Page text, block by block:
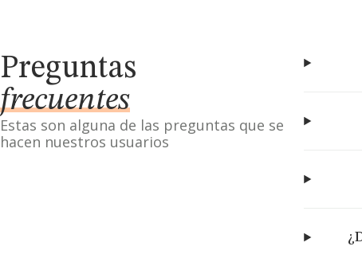
Preguntas
frecuentes
Estas son alguna de las preguntas que se
hacen nuestros usuarios